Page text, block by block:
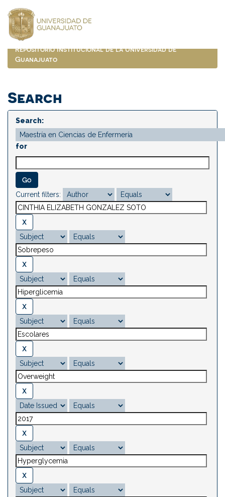
navigation
Repositorio Institucional de la Universidad de
Guanajuato
Search
Search:
for
Current filters: